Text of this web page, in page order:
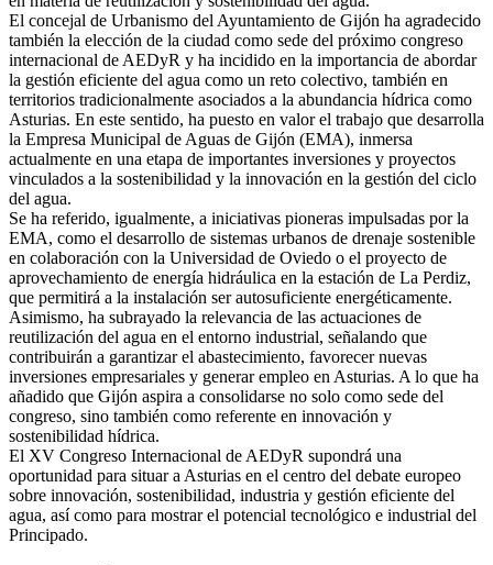
El concejal de Urbanismo del Ayuntamiento de Gijón ha agradecido
también la elección de la ciudad como sede del próximo congreso
internacional de AEDyR y ha incidido en la importancia de abordar
la gestión eficiente del agua como un reto colectivo, también en
territorios tradicionalmente asociados a la abundancia hídrica como
Asturias. En este sentido, ha puesto en valor el trabajo que desarrolla
la Empresa Municipal de Aguas de Gijón (EMA), inmersa
actualmente en una etapa de importantes inversiones y proyectos
vinculados a la sostenibilidad y la innovación en la gestión del ciclo
del agua.
Se ha referido, igualmente, a iniciativas pioneras impulsadas por la
EMA, como el desarrollo de sistemas urbanos de drenaje sostenible
en colaboración con la Universidad de Oviedo o el proyecto de
aprovechamiento de energía hidráulica en la estación de La Perdiz,
que permitirá a la instalación ser autosuficiente energéticamente.
Asimismo, ha subrayado la relevancia de las actuaciones de
reutilización del agua en el entorno industrial, señalando que
contribuirán a garantizar el abastecimiento, favorecer nuevas
inversiones empresariales y generar empleo en Asturias. A lo que ha
añadido que Gijón aspira a consolidarse no solo como sede del
congreso, sino también como referente en innovación y
sostenibilidad hídrica.
El XV Congreso Internacional de AEDyR supondrá una
oportunidad para situar a Asturias en el centro del debate europeo
sobre innovación, sostenibilidad, industria y gestión eficiente del
agua, así como para mostrar el potencial tecnológico e industrial del
Principado.